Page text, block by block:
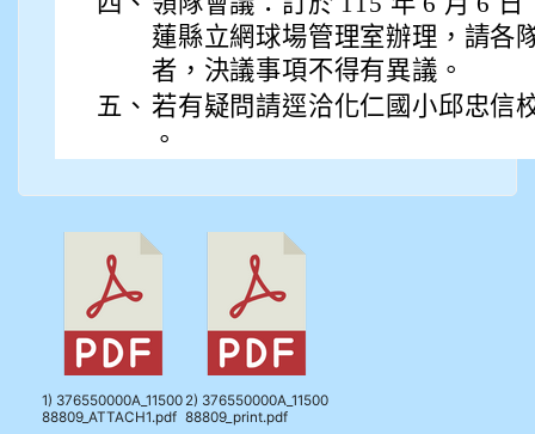
蓮縣立網球場管理室辦理，請各
者，決議事項不得有異議。
五、 若有疑問請逕洽化仁國小邱忠信
。
1) 376550000A_11500
88809_ATTACH1.pdf
2) 376550000A_11500
88809_print.pdf